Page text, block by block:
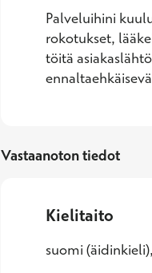
Palveluihini
rokotukset,
töitä
Vastaanoton tiedot
Kielitaito
suomi